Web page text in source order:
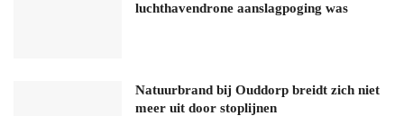
luchthavendrone aanslagpoging was
Natuurbrand bij Ouddorp breidt zich niet
meer uit door stoplijnen